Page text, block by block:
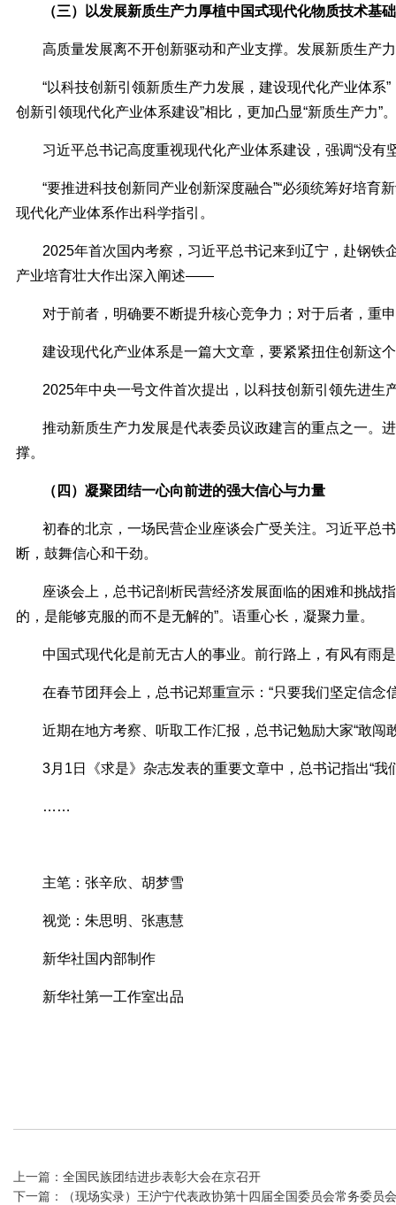
（三）以发展新质生产力厚植中国式现代化物质技术基础
高质量发展离不开创新驱动和产业支撑。发展新质生产
“以科技创新引领新质生产力发展，建设现代化产业体
创新引领现代化产业体系建设”相比，更加凸显“新质生产力”。
习近平总书记高度重视现代化产业体系建设，强调“没
“要推进科技创新同产业创新深度融合”“必须统筹好培
现代化产业体系作出科学指引。
2025年首次国内考察，习近平总书记来到辽宁，赴钢铁
产业培育壮大作出深入阐述——
对于前者，明确要不断提升核心竞争力；对于后者，重
建设现代化产业体系是一篇大文章，要紧紧扭住创新这
2025年中央一号文件首次提出，以科技创新引领先进生
推动新质生产力发展是代表委员议政建言的重点之一。
撑。
（四）凝聚团结一心向前进的强大信心与力量
初春的北京，一场民营企业座谈会广受关注。习近平总
断，鼓舞信心和干劲。
座谈会上，总书记剖析民营经济发展面临的困难和挑战
的，是能够克服的而不是无解的”。语重心长，凝聚力量。
中国式现代化是前无古人的事业。前行路上，有风有雨
在春节团拜会上，总书记郑重宣示：“只要我们坚定信
近期在地方考察、听取工作汇报，总书记勉励大家“敢闯敢
3月1日《求是》杂志发表的重要文章中，总书记指出“
……
主笔：张辛欣、胡梦雪
视觉：朱思明、张惠慧
新华社国内部制作
新华社第一工作室出品
上一篇： 全国民族团结进步表彰大会在京召开
下一篇：
（现场实录）王沪宁代表政协第十四届全国委员会常务委员